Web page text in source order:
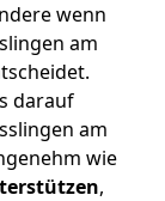
wenn
am
darauf
am
wie
,